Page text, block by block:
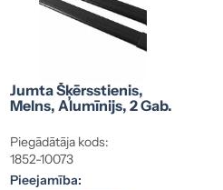
Jumta Šķērsstienis,
Melns, Alumīnijs, 2 Gab.
Piegādātāja kods:
1852-10073
Pieejamība: